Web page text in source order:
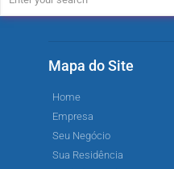
Mapa do Site
Home
Empresa
Seu Negócio
Sua Residência